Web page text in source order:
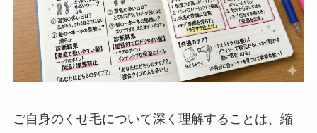
ご自身のくせ毛について深く理解することは、縮